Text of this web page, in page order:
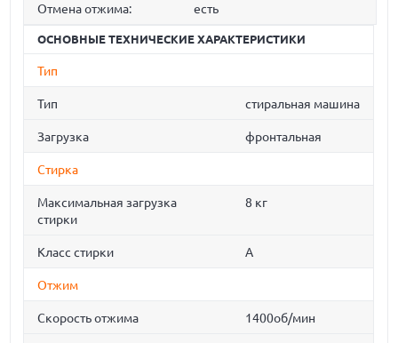
Отмена отжима: есть
ОСНОВНЫЕ ТЕХНИЧЕСКИЕ ХАРАКТЕРИСТИКИ
Тип
Тип стиральная машина
Загрузка фронтальная
Стирка
Максимальная загрузка
стирки
8 кг
Класс стирки A
Отжим
Скорость отжима 1400об/мин